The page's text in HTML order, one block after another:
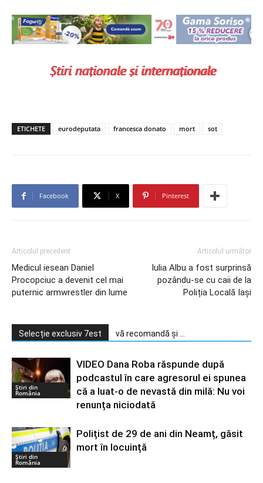
ETICHETE eurodeputata francesca donato mort sot
Facebook X Pinterest
Articolul precedent
Medicul iesean Daniel
Procopciuc a devenit cel mai
puternic armwrestler din lume
Articolul următor
Iulia Albu a fost surprinsă
pozându-se cu caii de la
Poliția Locală Iași
Selecție exclusiv 7est vă recomandă și ...
Știri din
România
VIDEO Dana Roba răspunde după
podcastul în care agresorul ei spunea
că a luat-o de nevastă din milă: Nu voi
renunța niciodată
Știri din
România
Polițist de 29 de ani din Neamț, găsit
mort în locuință